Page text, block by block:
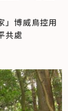
」博威鳥控用
共處